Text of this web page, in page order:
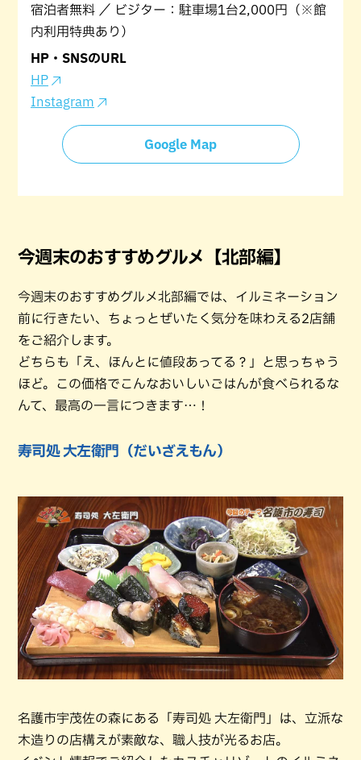
宿泊者無料 ／ ビジター：駐車場1台2,000円（※館
内利用特典あり）
HP・SNSのURL
HP
Instagram
Google Map
今週末のおすすめグルメ【北部編】
今週末のおすすめグルメ北部編では、イルミネーション
前に行きたい、ちょっとぜいたく気分を味わえる2店舗
をご紹介します。
どちらも「え、ほんとに値段あってる？」と思っちゃう
ほど。この価格でこんなおいしいごはんが食べられるな
んて、最高の一言につきます…！
寿司処 大左衛門（だいざえもん）
名護市宇茂佐の森にある「寿司処 大左衛門」は、立派な
木造りの店構えが素敵な、職人技が光るお店。